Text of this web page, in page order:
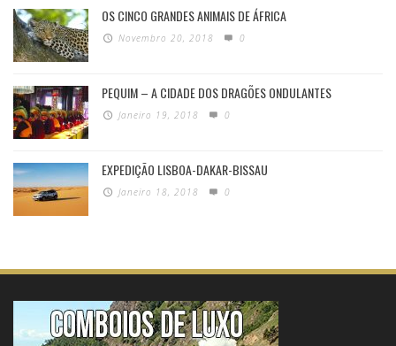
OS CINCO GRANDES ANIMAIS DE ÁFRICA
Novembro 20, 2018 0
PEQUIM – A CIDADE DOS DRAGÕES ONDULANTES
Janeiro 19, 2018 0
EXPEDIÇÃO LISBOA-DAKAR-BISSAU
Janeiro 18, 2018 0